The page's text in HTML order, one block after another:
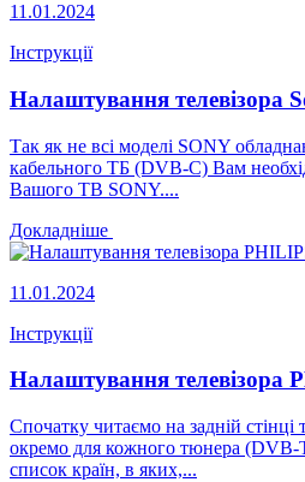
11.01.2024
Інструкції
Налаштування телевізора
Так як не всі моделі SONY
кабельного ТБ (DVB-C) Вам
Вашого ТВ SONY....
Докладніше
11.01.2024
Інструкції
Налаштування телевізора
Спочатку читаємо на задній стінці
окремо для кожного тюнера (DVB-
список країн, в яких,...